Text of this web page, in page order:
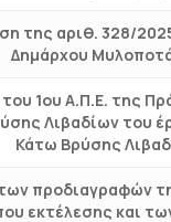
της αριθ. 328/
Δημάρχου
1ου Α.Π.Ε. της
Λιβαδίων του
Κάτω Βρύσης
προδιαγραφών
εκτέλεσης και